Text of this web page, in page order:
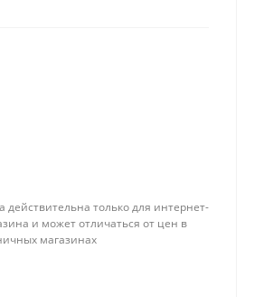
действительна только для интернет-
и может отличаться от цен в
магазинах